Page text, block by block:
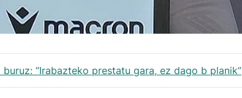
“Irabazteko prestatu gara, ez dago b planik”